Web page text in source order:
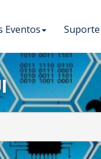
Eventos Suporte